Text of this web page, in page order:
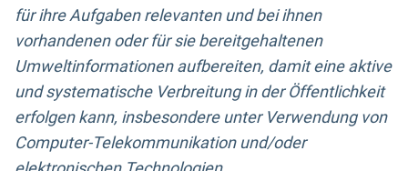
für ihre Aufgaben relevanten und bei ihnen
vorhandenen oder für sie bereitgehaltenen
Umweltinformationen aufbereiten, damit eine aktive
und systematische Verbreitung in der Öffentlichkeit
erfolgen kann, insbesondere unter Verwendung von
Computer-Telekommunikation und/oder